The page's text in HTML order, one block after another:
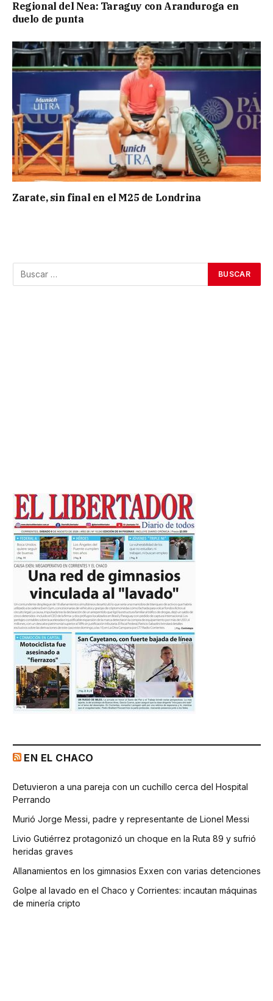
Regional del Nea: Taraguy con Aranduroga en
duelo de punta
Zarate, sin final en el M25 de Londrina
EN EL CHACO
Detuvieron a una pareja con un cuchillo cerca del Hospital
Perrando
Murió Jorge Messi, padre y representante de Lionel Messi
Livio Gutiérrez protagonizó un choque en la Ruta 89 y sufrió
heridas graves
Allanamientos en los gimnasios Exxen con varias detenciones
Golpe al lavado en el Chaco y Corrientes: incautan máquinas
de minería cripto